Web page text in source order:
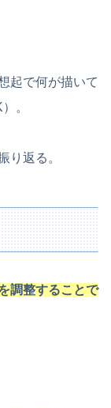
起で何が描いて
。
り返る。
調整することで